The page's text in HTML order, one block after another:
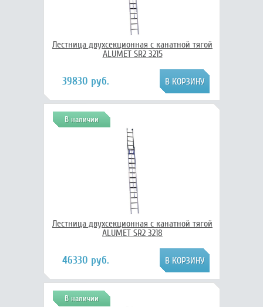
Лестница двухсекционная с канатной тягой
ALUMET SR2 3215
39830 руб.
В наличии
Лестница двухсекционная с канатной тягой
ALUMET SR2 3218
46330 руб.
В наличии